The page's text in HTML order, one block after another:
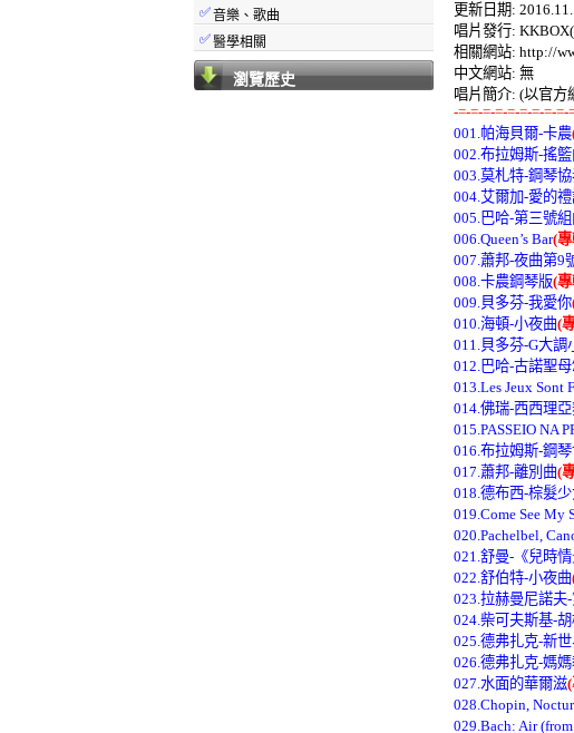
✅音樂、歌曲
✅醫學相關
瀏覽歷史
更新日期:
唱片發行:
相關網站: http://
中文網站: 無
-=-=-=-=-=-=-=-=-=-
001.帕海貝爾-卡農
002.布拉姆斯-搖籃
003.莫札特-鋼琴
004.艾爾加-愛的
005.巴哈-第三號
006.Queen’s Bar(
007.蕭邦-夜曲第9
008.卡農鋼琴版(
009.貝多芬-我愛你
010.海頓-小夜曲(
011.貝多芬-G大調
012.巴哈-古諾聖
013.Les Jeux Sont
014.佛瑞-西西理
015.PASSEIO NA
016.布拉姆斯-鋼
017.蕭邦-離別曲(
018.德布西-棕髮
019.Come See My
020.Pachelbel,
021.舒曼-《兒時
022.舒伯特-小夜曲
023.拉赫曼尼諾夫
024.柴可夫斯基-
025.德弗扎克-新
026.德弗扎克-媽
027.水面的華爾滋
028.Chopin,
029.Bach: Air